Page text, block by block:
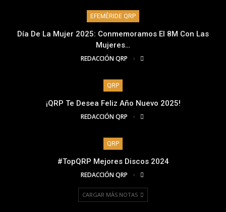
EFEMÉRIDE QRP
Día De La Mujer 2025: Conmemoramos El 8M Con Las
Mujeres…
REDACCIÓN QRP
QRP
¡QRP Te Desea Feliz Año Nuevo 2025!
REDACCIÓN QRP
QRP
#TopQRP Mejores Discos 2024
REDACCIÓN QRP
CARGAR MÁS NOTAS